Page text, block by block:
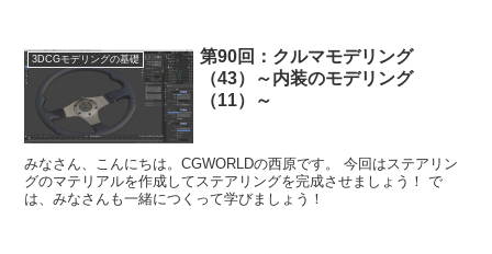
3DCGモデリングの基礎
第90回：クルマモデリング
（43）～内装のモデリング
（11）～
みなさん、こんにちは。CGWORLDの西原です。 今回はステアリン
グのマテリアルを作成してステアリングを完成させましょう！ で
は、みなさんも一緒につくって学びましょう！